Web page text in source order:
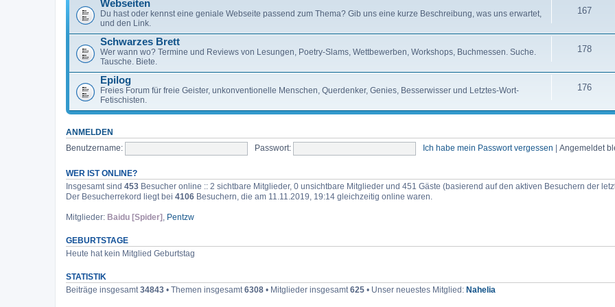
Webseiten
Du hast oder kennst eine geniale Webseite passend zum Thema? Gib uns eine kurze Beschreibung, was uns erwartet,
und den Link.
167
Schwarzes Brett
Wer wann wo? Termine und Reviews von Lesungen, Poetry-Slams, Wettbewerben, Workshops, Buchmessen. Suche.
Tausche. Biete.
178
Epilog
Freies Forum für freie Geister, unkonventionelle Menschen, Querdenker, Genies, Besserwisser und Letztes-Wort-
Fetischisten.
176
ANMELDEN
Benutzername: Passwort: Ich habe mein Passwort vergessen Angemeldet
WER IST ONLINE?
Insgesamt sind 453 Besucher online :: 2 sichtbare Mitglieder, 0 unsichtbare Mitglieder und 451 Gäste (basierend auf den aktiven Besuchern der
Der Besucherrekord liegt bei 4106 Besuchern, die am 11.11.2019, 19:14 gleichzeitig online waren.
Mitglieder: Baidu [Spider] , Pentzw
GEBURTSTAGE
Heute hat kein Mitglied Geburtstag
STATISTIK
Beiträge insgesamt34843 • Themen insgesamt6308 • Mitglieder insgesamt625 • Unser neuestes Mitglied: Nahelia